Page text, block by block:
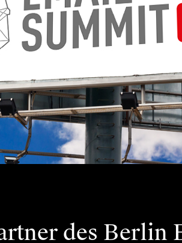
des Berlin